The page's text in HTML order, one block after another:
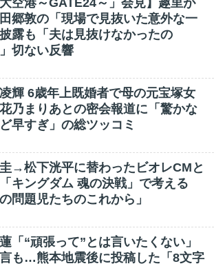
大空港～GATE24～」会見】趣里が
郷敦の「現場で見抜いた意外な一
露も「夫は見抜けなかったの
切ない反響
輝 6歳年上既婚者で母の元宝塚女
乃まりあとの密会報道に「驚かな
早すぎ」の総ツッコミ
→松下洸平に替わったビオレCMと
キングダム 魂の決戦」で考える
の問題児たちのこれから」
「“頑張って”とは言いたくない」
も…熊本地震後に投稿した「8文字